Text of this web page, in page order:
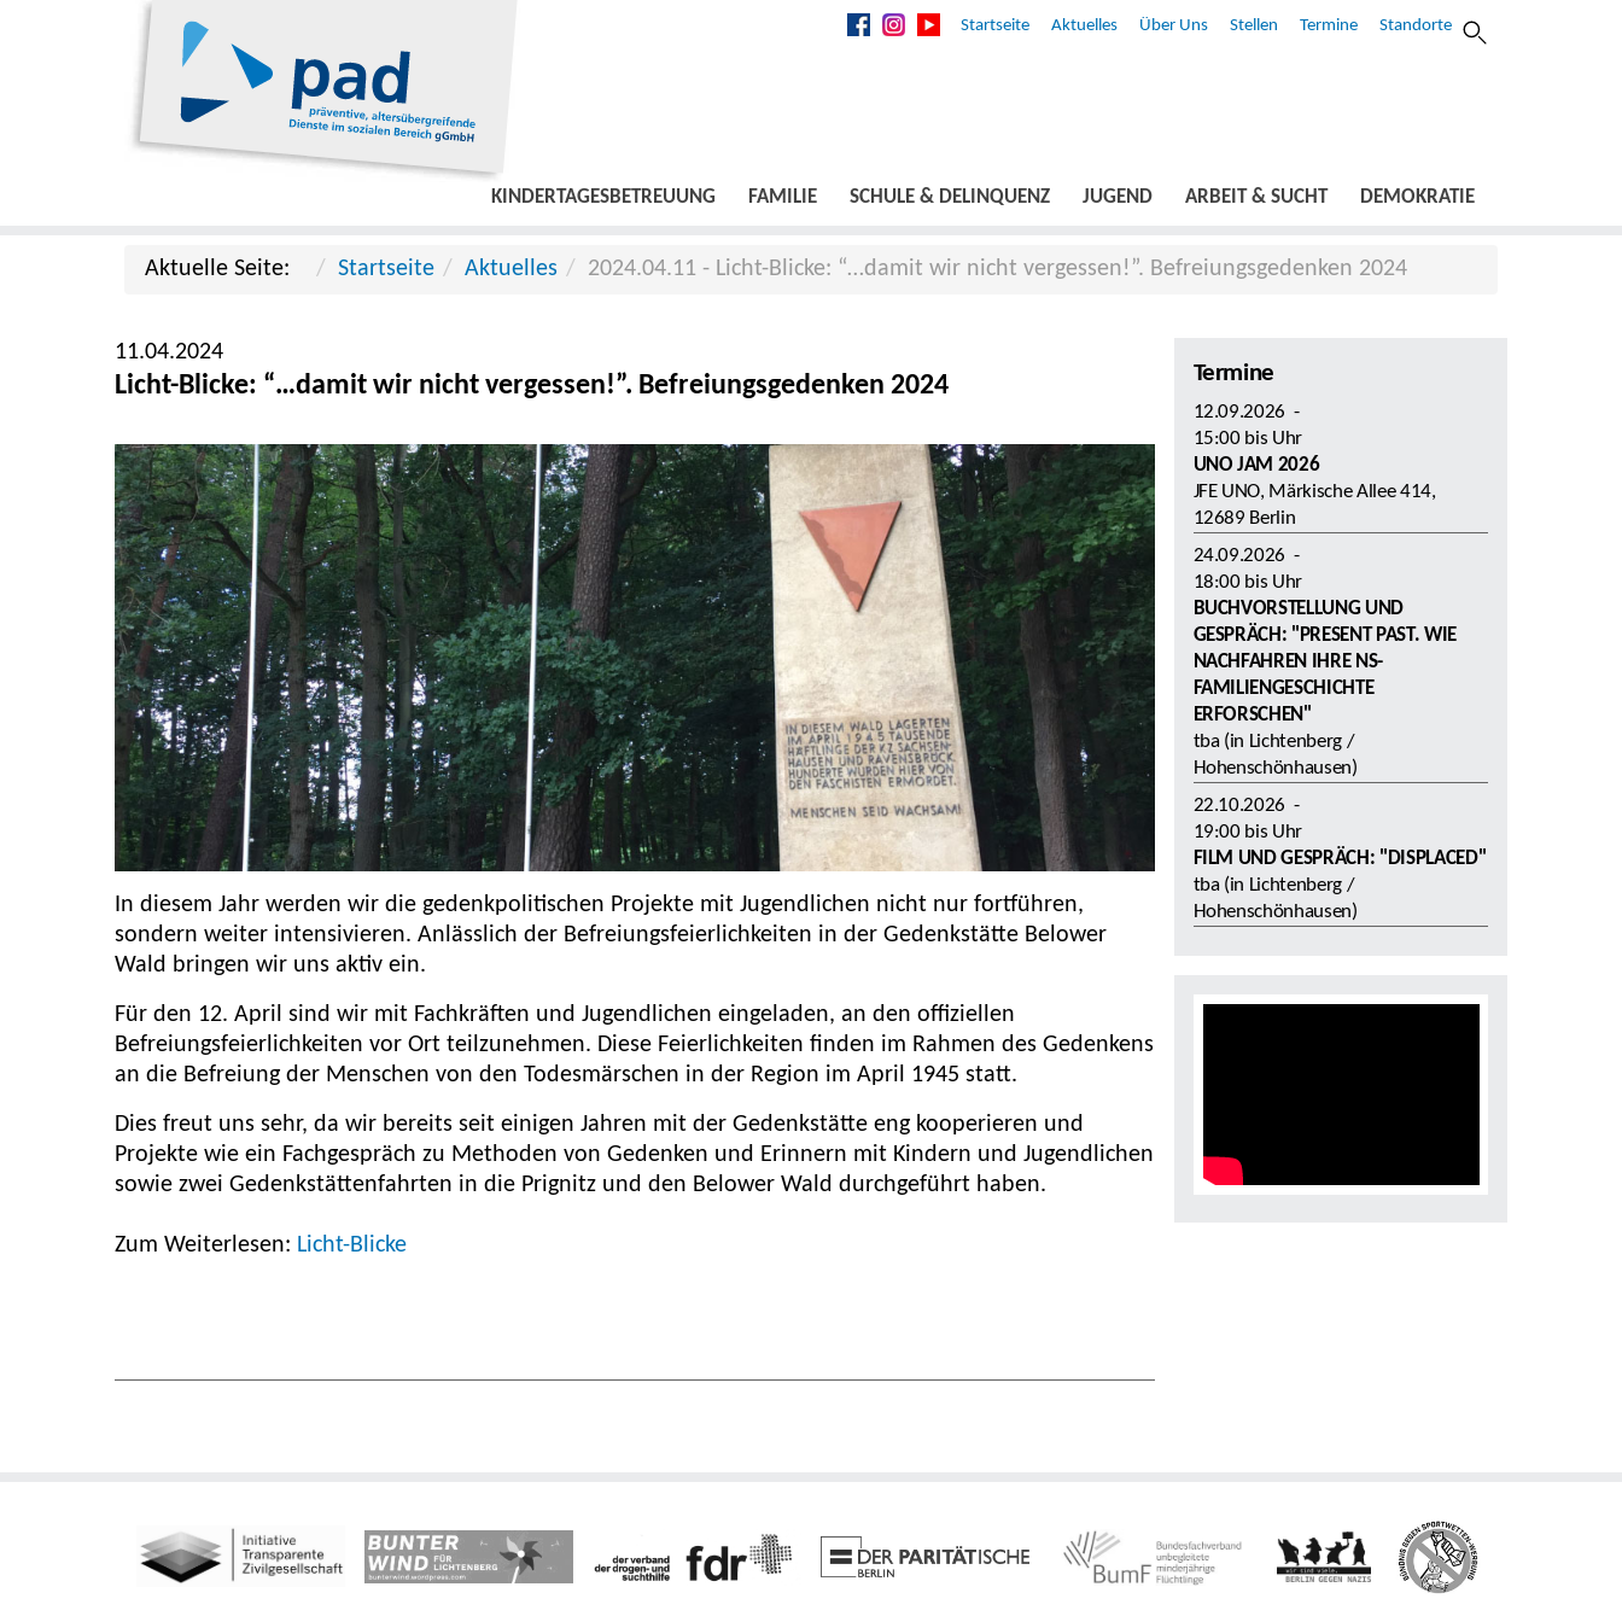
Startseite Aktuelles Über Uns Stellen Termine Standorte
KINDERTAGESBETREUUNG FAMILIE SCHULE & DELINQUENZ JUGEND ARBEIT & SUCHT DEMOKRATIE
Aktuelle Seite: Startseite Aktuelles 2024.04.11 - Licht-Blicke: “…damit wir nicht vergessen!”. Befreiungsgedenken 2024
11.04.2024
Licht-Blicke: “…damit wir nicht vergessen!”. Befreiungsgedenken 2024
In diesem Jahr werden wir die gedenkpolitischen Projekte mit Jugendlichen nicht nur fortführen,
sondern weiter intensivieren. Anlässlich der Befreiungsfeierlichkeiten in der Gedenkstätte Belower
Wald bringen wir uns aktiv ein.
Für den 12. April sind wir mit Fachkräften und Jugendlichen eingeladen, an den offiziellen
Befreiungsfeierlichkeiten vor Ort teilzunehmen. Diese Feierlichkeiten finden im Rahmen des Gedenkens
an die Befreiung der Menschen von den Todesmärschen in der Region im April 1945 statt.
Dies freut uns sehr, da wir bereits seit einigen Jahren mit der Gedenkstätte eng kooperieren und
Projekte wie ein Fachgespräch zu Methoden von Gedenken und Erinnern mit Kindern und Jugendlichen
sowie zwei Gedenkstättenfahrten in die Prignitz und den Belower Wald durchgeführt haben.
Zum Weiterlesen: Licht-Blicke
Termine
12.09.2026 -
15:00bis Uhr
UNO JAM 2026
JFE UNO, Märkische Allee 414,
12689 Berlin
24.09.2026 -
18:00bis Uhr
BUCHVORSTELLUNG UND
GESPRÄCH: "PRESENT PAST. WIE
NACHFAHREN IHRE NS-
FAMILIENGESCHICHTE
ERFORSCHEN"
tba (in Lichtenberg /
Hohenschönhausen)
22.10.2026 -
19:00bis Uhr
FILM UND GESPRÄCH: "DISPLACED"
tba (in Lichtenberg /
Hohenschönhausen)